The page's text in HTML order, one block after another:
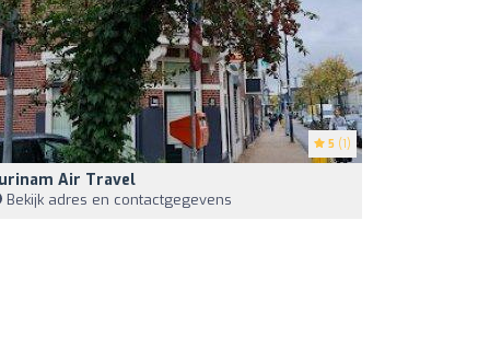
5 (1)
Air Travel
Bekijk adres en contactgegevens